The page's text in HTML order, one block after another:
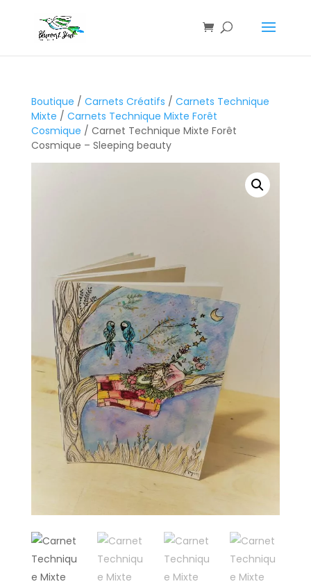
Boutique / Carnets Créatifs / Carnets Technique
Mixte / Carnets Technique Mixte Forêt
Cosmique / Carnet Technique Mixte Forêt
Cosmique – Sleeping beauty